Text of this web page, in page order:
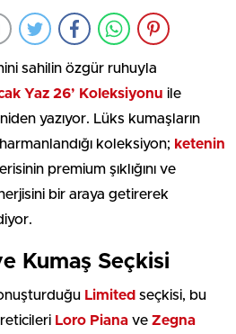
sahilin özgür ruhuyla
Yaz 26’ Koleksiyonu ile
yazıyor. Lüks kumaşların
koleksiyon; ketenin
premium şıklığını ve
bir araya getirerek
Kumaş Seçkisi
Limited seçkisi, bu
Loro Piana ve Zegna